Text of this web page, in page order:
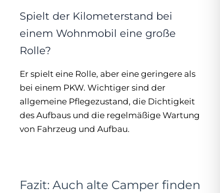
Spielt der Kilometerstand bei
einem Wohnmobil eine große
Rolle?
Er spielt eine Rolle, aber eine geringere als
bei einem PKW. Wichtiger sind der
allgemeine Pflegezustand, die Dichtigkeit
des Aufbaus und die regelmäßige Wartung
von Fahrzeug und Aufbau.
Fazit: Auch alte Camper finden